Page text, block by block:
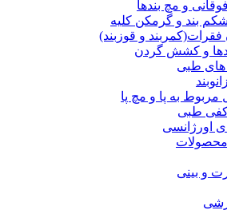
فوقانی و مچ بندها
شکم بند و گرمکن کلیه
و قوزبند)
و کشش گردن
های طبی
مربوط به پا و مچ پا
کفی طبی
اورژانسی
و بینی